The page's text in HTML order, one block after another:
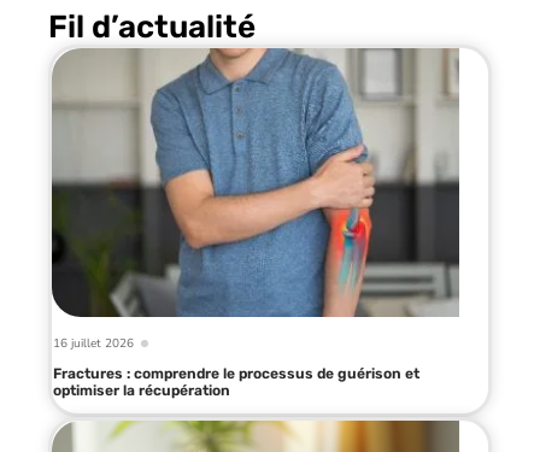
Fil d’actualité
16 juillet 2026
Fractures : comprendre le processus de guérison et
optimiser la récupération